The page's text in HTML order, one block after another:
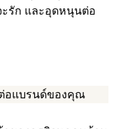
รัก และอุดหนุนต่อ